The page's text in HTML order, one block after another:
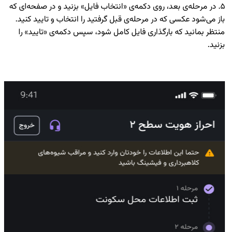
۵. در مرحله‌ی بعد، روی دکمه‌ی «انتخاب فایل» بزنید و در صفحه‌ای که
باز می‌شود عکسی که در مرحله‌ی قبل گرفتید را انتخاب و تایید کنید.
منتظر بمانید که بارگذاری فایل کامل شود، سپس دکمه‌ی «تایید» را
بزنید.